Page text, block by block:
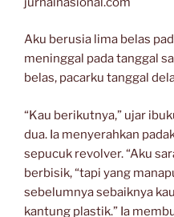
Aku berusia lima belas
meninggal pada tanggal
belas, pacarku tanggal
“Kau berikutnya,” ujar
dua. Ia menyerahkan
sepucuk revolver. “Aku
berbisik, “tapi yang
sebelumnya sebaiknya
kantung plastik.” Ia